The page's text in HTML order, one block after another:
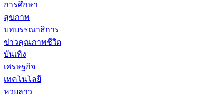
การศึกษา
สุขภาพ
บทบรรณาธิการ
ข่าวคุณภาพชีวิต
บันเทิง
เศรษฐกิจ
เทคโนโลยี
หวยลาว